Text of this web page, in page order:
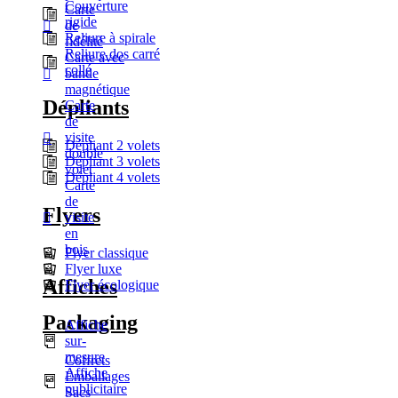
Couverture
rigide
Reliure à spirale
Reliure dos carré
collé
Dépliants
Dépliant 2 volets
Dépliant 3 volets
Dépliant 4 volets
Flyers
Flyer classique
Flyer luxe
Flyer écologique
Packaging
Coffrets
Emballages
Sacs
Carte
de
fidélité
Carte avec
bande
magnétique
Carte
de
visite
double
volet
Carte
de
visite
en
bois
Affiches
Affiche
sur-
mesure
Affiche
publicitaire